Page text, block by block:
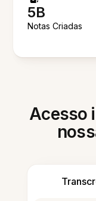
5B
Notas Criadas
Acesso